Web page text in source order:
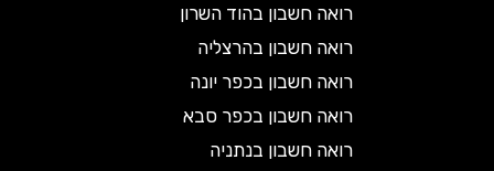
רואה חשבון בהוד השרון
רואה חשבון בהרצליה
רואה חשבון בכפר יונה
רואה חשבון בכפר סבא
רואה חשבון בנתניה